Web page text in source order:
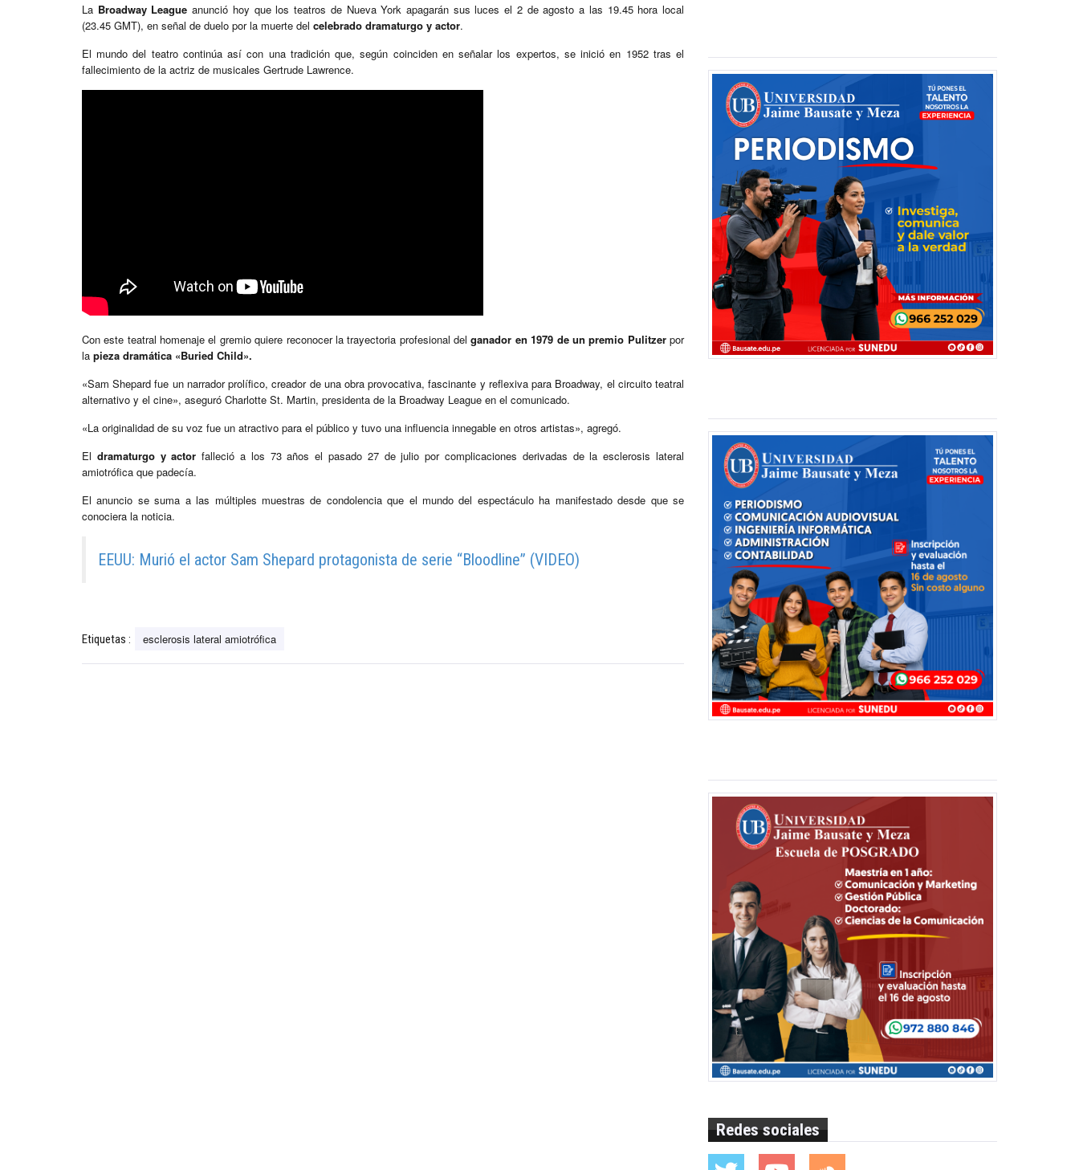
La Broadway League anunció hoy que los teatros de Nueva York apagarán sus luces el 2 de agosto a las 19.45 hora local
(23.45 GMT), en señal de duelo por la muerte del celebrado dramaturgo y actor.
El mundo del teatro continúa así con una tradición que, según coinciden en señalar los expertos, se inició en 1952 tras el
fallecimiento de la actriz de musicales Gertrude Lawrence.
Con este teatral homenaje el gremio quiere reconocer la trayectoria profesional delganador en 1979 de un premio Pulitzerpor
la pieza dramática «Buried Child».
«Sam Shepard fue un narrador prolífico, creador de una obra provocativa, fascinante y reflexiva para Broadway, el circuito teatral
alternativo y el cine», aseguró Charlotte St. Martin, presidenta de la Broadway League en el comunicado.
«La originalidad de su voz fue un atractivo para el público y tuvo una influencia innegable en otros artistas», agregó.
El dramaturgo y actor falleció a los 73 años el pasado 27 de julio por complicaciones derivadas de la esclerosis lateral
amiotrófica que padecía.
El anuncio se suma a las múltiples muestras de condolencia que el mundo del espectáculo ha manifestado desde que se
conociera la noticia.
EEUU: Murió el actor Sam Shepard protagonista de serie “Bloodline” (VIDEO)
Etiquetas : esclerosis lateral amiotrófica
Redes sociales